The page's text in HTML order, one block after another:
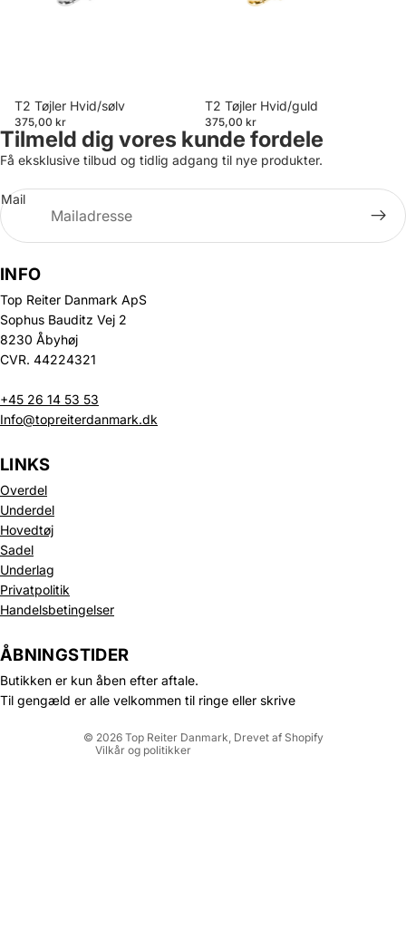
T2 Tøjler Hvid/sølv
375,00 kr
T2 Tøjler Hvid/guld
375,00 kr
Tilmeld dig vores kunde fordele
Få eksklusive tilbud og tidlig adgang til nye produkter.
Mail
INFO
Top Reiter Danmark ApS
Sophus Bauditz Vej 2
8230 Åbyhøj
CVR. 44224321
+45 26 14 53 53
Info@topreiterdanmark.dk
LINKS
Overdel
Underdel
Hovedtøj
Sadel
Underlag
Privatpolitik
Handelsbetingelser
ÅBNINGSTIDER
Butikken er kun åben efter aftale.
Til gengæld er alle velkommen til ringe eller skrive
© 2026 Top Reiter Danmark, Drevet af Shopify
Vilkår og politikker
Politik om beskyttelse af persondata
Refusionspolitik
Leveringspolitik
Servicevilkår